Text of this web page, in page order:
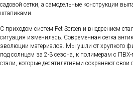
садовой сетки, а самодельные конструкции
штапиками.
С приходом систем Pet Screen и внедрением
ситуация изменилась. Современная сетка
эволюции материалов. Мы ушли от хрупкого
под солнцем за 2-3 сезона, к полимерам с
стали, которые десятилетиями сохраняют свои